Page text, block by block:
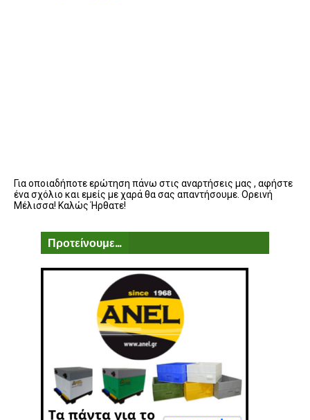
Για οποιαδήποτε ερώτηση πάνω στις αναρτήσεις μας , αφήστε
ένα σχόλιο και εμείς με χαρά θα σας απαντήσουμε. Ορεινή
Μέλισσα! Καλώς Ήρθατε!
Προτείνουμε...